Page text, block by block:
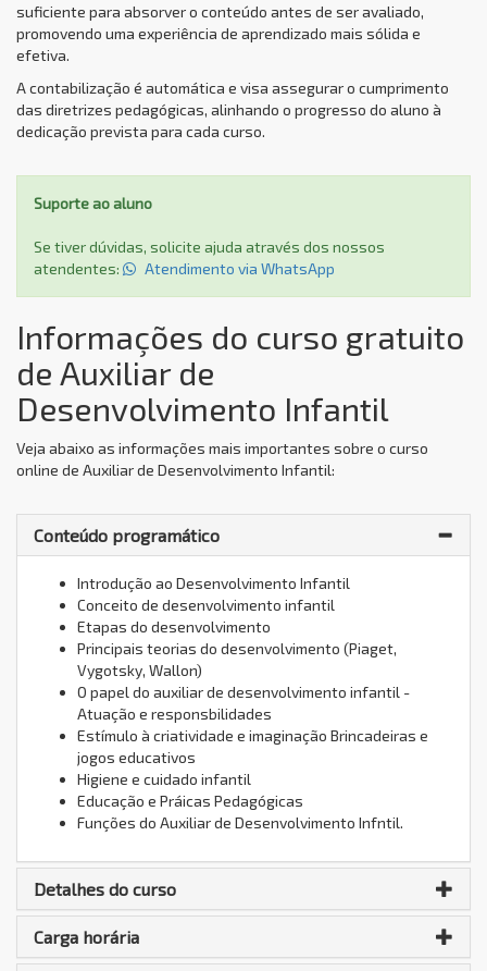
suficiente para absorver o conteúdo antes de ser avaliado,
promovendo uma experiência de aprendizado mais sólida e
efetiva.
A contabilização é automática e visa assegurar o cumprimento
das diretrizes pedagógicas, alinhando o progresso do aluno à
dedicação prevista para cada curso.
Suporte ao aluno
Se tiver dúvidas, solicite ajuda através dos nossos
atendentes:
Atendimento via WhatsApp
Informações do curso gratuito
de Auxiliar de
Desenvolvimento Infantil
Veja abaixo as informações mais importantes sobre o curso
online de Auxiliar de Desenvolvimento Infantil:
Conteúdo programático
Introdução ao Desenvolvimento Infantil
Conceito de desenvolvimento infantil
Etapas do desenvolvimento
Principais teorias do desenvolvimento (Piaget,
Vygotsky, Wallon)
O papel do auxiliar de desenvolvimento infantil -
Atuação e responsbilidades
Estímulo à criatividade e imaginação Brincadeiras e
jogos educativos
Higiene e cuidado infantil
Educação e Práicas Pedagógicas
Funções do Auxiliar de Desenvolvimento Infntil.
Detalhes do curso
Carga horária